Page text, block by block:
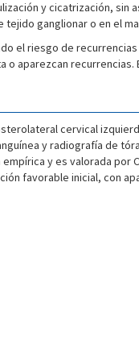
y cicatrización, sin
ganglionar o en el
el riesgo de
aparezcan
cervical
y radiografía de
y es valorada por
favorable inicial, con